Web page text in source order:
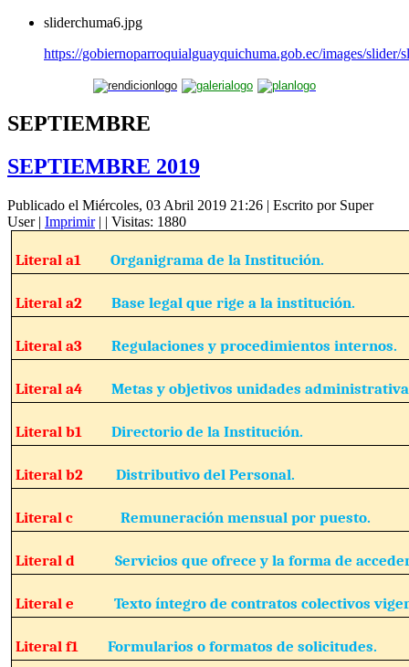
sliderchuma6.jpg
https://gobiernoparroquialguayquichuma.gob.ec/images/slider/
SEPTIEMBRE
SEPTIEMBRE 2019
Publicado el Miércoles, 03 Abril 2019 21:26 | Escrito por Super
User| Imprimir| | Visitas: 1880
Literal a1Organigrama de la Institución.
Literal a2Base legal que rige a la institución.
Literal a3Regulaciones y procedimientos internos.
Literal a4Metas y objetivos unidades
Literal b1Directorio de la Institución.
Literal b2Distributivo del Personal.
Literal c Remuneración mensual por puesto.
Literal dServicios que ofrece y la forma de
Literal eTexto íntegro de contratos colectivos
Literal f1Formularios o formatos de solicitudes.